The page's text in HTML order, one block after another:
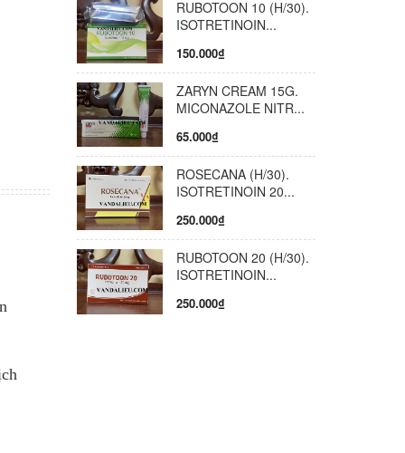
dụng
RUBOTOON 10 (H/30).
ISOTRETINOIN...
150.000₫
ZARYN CREAM 15G.
MICONAZOLE NITR...
65.000₫
ROSECANA (H/30).
ISOTRETINOIN 20...
250.000₫
RUBOTOON 20 (H/30).
ISOTRETINOIN...
250.000₫